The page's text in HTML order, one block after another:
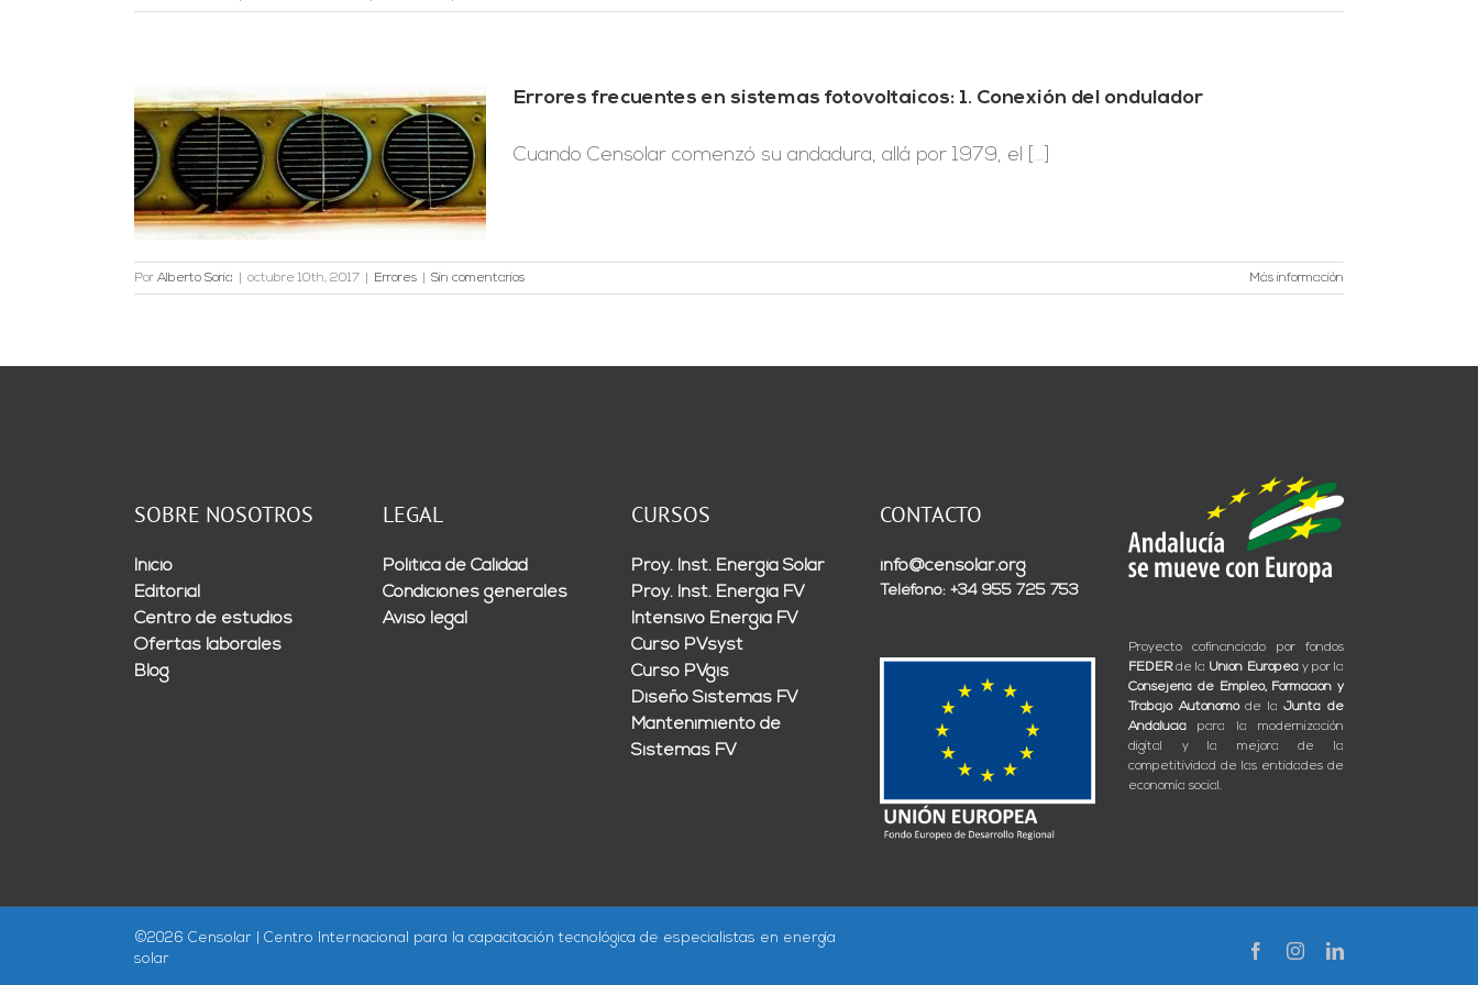
Errores frecuentes en sistemas fotovoltaicos: 1. Conexión del ondulador
Cuando Censolar comenzó su andadura, allá por 1979, el [...]
Por Alberto Soria octubre 10th, 2017 Errores Sin comentarios Más información
SOBRE NOSOTROS
Inicio
Editorial
Centro de estudios
Ofertas laborales
Blog
LEGAL
Política de Calidad
Condiciones generales
Aviso legal
CURSOS
Proy. Inst. Energía Solar
Proy. Inst. Energía FV
Intensivo Energía FV
Curso PVsyst
Curso PVgis
Diseño Sistemas FV
Mantenimiento de
Sistemas FV
CONTACTO
info@censolar.org
Teléfono: +34 955 725 753
Proyecto cofinanciado por fondos
FEDERde la Unión Europeay por la
Consejería de Empleo, Formación y
Trabajo Autónomode laJunta de
Andalucía para la modernización
digital y la mejora de la
competitividad de las entidades de
economía social.
©2026 Censolar | Centro Internacional para la capacitación tecnológica de especialistas en energía
solar
FacebookInstagramLinkedIn